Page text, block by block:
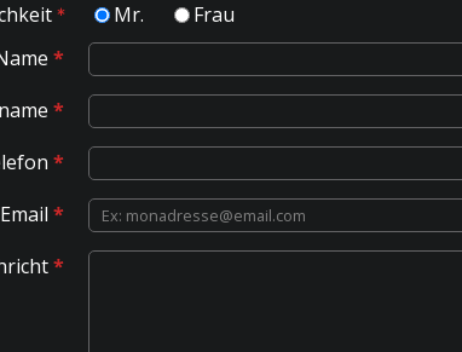
Mr.
Frau
*
*
*
Email*
*